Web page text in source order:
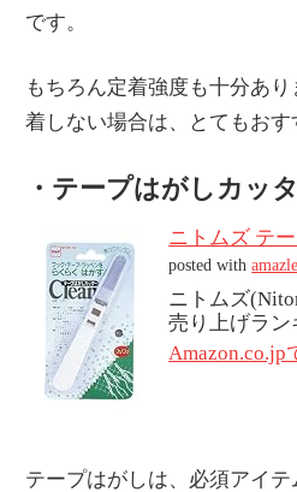
です。
もちろん定着強度も十分あ
着しない場合は、とてもおす
・テープはがしカッ
ニトムズ テ
posted with
ニトムズ
売り上げラン
Amazon.co.jp
テープはがしは、必須アイ